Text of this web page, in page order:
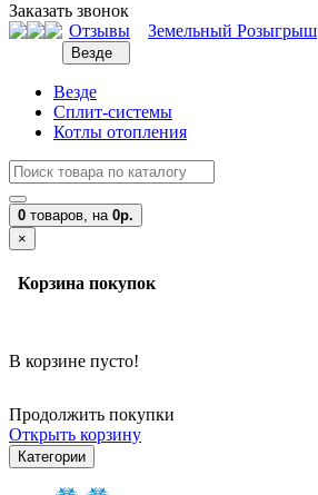
Заказать звонок
Отзывы
Земельный Розыгрыш
Везде
Везде
Сплит-системы
Котлы отопления
0 товаров, на 0р.
×
Корзина покупок
В корзине пусто!
Продолжить покупки
Открыть корзину
Категории